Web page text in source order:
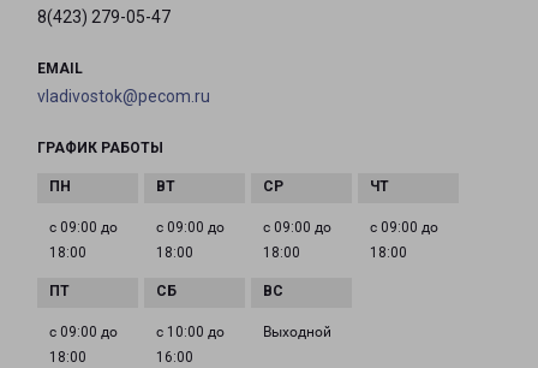
8(423) 279-05-47
EMAIL
vladivostok@pecom.ru
ГРАФИК РАБОТЫ
с 09:00 до
18:00
с 09:00 до
18:00
с 09:00 до
18:00
с 09:00 до
18:00
с 09:00 до
18:00
с 10:00 до
16:00
Выходной